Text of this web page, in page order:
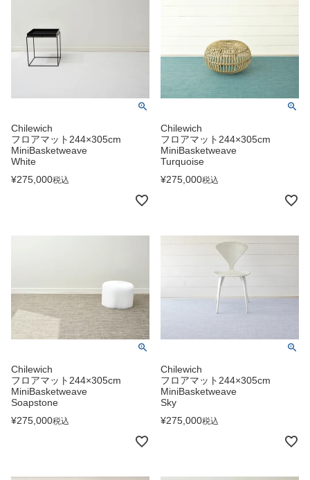
Chilewich
フロアマット244×305cm
MiniBasketweave
White
¥275,000税込
Chilewich
フロアマット244×305cm
MiniBasketweave
Turquoise
¥275,000税込
Chilewich
フロアマット244×305cm
MiniBasketweave
Soapstone
¥275,000税込
Chilewich
フロアマット244×305cm
MiniBasketweave
Sky
¥275,000税込